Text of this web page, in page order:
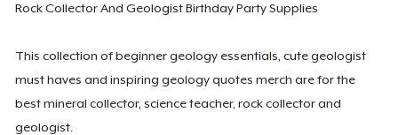
Rock Collector And Geologist Birthday Party Supplies
This collection of beginner geology essentials, cute geologist
must haves and inspiring geology quotes merch are for the
best mineral collector, science teacher, rock collector and
geologist.